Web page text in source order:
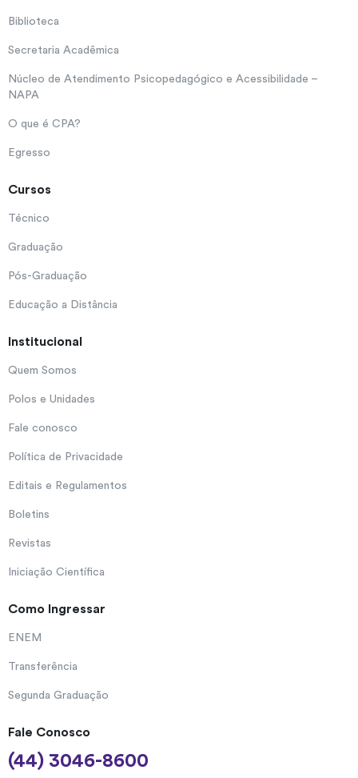
Biblioteca
Secretaria Acadêmica
Núcleo de Atendimento Psicopedagógico e Acessibilidade –
NAPA
O que é CPA?
Egresso
Cursos
Técnico
Graduação
Pós-Graduação
Educação a Distância
Institucional
Quem Somos
Polos e Unidades
Fale conosco
Política de Privacidade
Editais e Regulamentos
Boletins
Revistas
Iniciação Científica
Como Ingressar
ENEM
Transferência
Segunda Graduação
Fale Conosco
(44) 3046-8600